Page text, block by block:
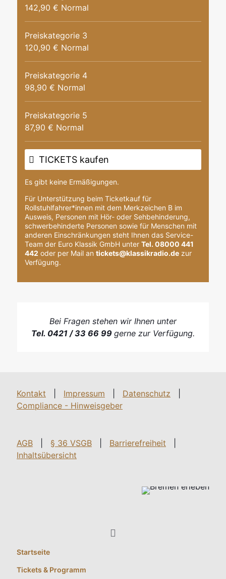
142,90 € Normal
Preiskategorie 3
120,90 € Normal
Preiskategorie 4
98,90 € Normal
Preiskategorie 5
87,90 € Normal
TICKETS kaufen
Es gibt keine Ermäßigungen.
Für Unterstützung beim Ticketkauf für
Rollstuhlfahrer*innen mit dem Merkzeichen B im
Ausweis, Personen mit Hör- oder Sehbehinderung,
schwerbehinderte Personen sowie für Menschen mit
anderen Einschränkungen steht Ihnen das Service-
Team der Euro Klassik GmbH unter Tel. 08000 441
442 oder per Mail an tickets@klassikradio.dezur
Verfügung.
Bei Fragen stehen wir Ihnen unter
Tel. 0421 / 33 66 99 gerne zur Verfügung.
Kontakt Impressum Datenschutz
Compliance - Hinweisgeber
AGB § 36 VSGB Barrierefreiheit
Inhaltsübersicht
Startseite
Tickets & Programm